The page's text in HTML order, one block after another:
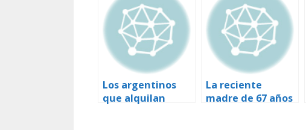
Los argentinos
que alquilan
La reciente
madre de 67 años